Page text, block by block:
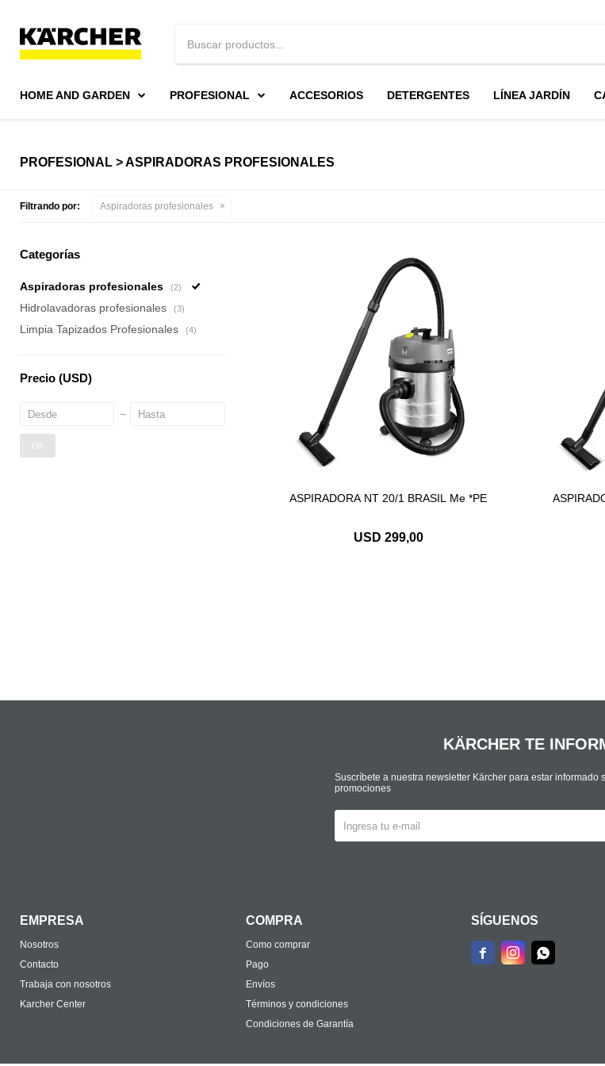
HOME AND GARDEN PROFESIONAL ACCESORIOS DETERGENTES LÍNEA JARDÍN
PROFESIONAL > ASPIRADORAS PROFESIONALES
Filtrando por: Aspiradoras profesionales
ASPIRADORA NT 20/1 BRASIL Me *PE
USD 299,00
Categorías
Aspiradoras profesionales (2)
Hidrolavadoras profesionales (3)
Limpia Tapizados Profesionales (4)
Precio (USD)
OK
EMPRESA
Nosotros
Contacto
Trabaja con nosotros
Karcher Center
COMPRA
Como comprar
Pago
Envíos
Términos y condiciones
Condiciones de Garantía
SÍGUENOS
  
KÄRCHER TE
Suscríbete a nuestra newsletter Kärcher para estar informado
promociones